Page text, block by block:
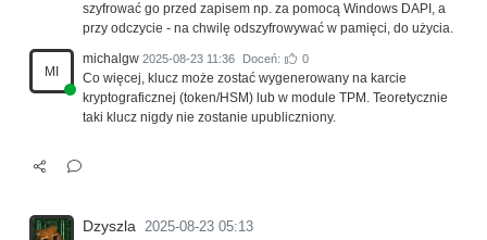
szyfrować go przed zapisem np. za pomocą Windows DAPI, a
przy odczycie - na chwilę odszyfrowywać w pamięci, do użycia.
MI
michalgw 2025-08-23 11:36 Doceń: 0
Co więcej, klucz może zostać wygenerowany na karcie
kryptograficznej (token/HSM) lub w module TPM. Teoretycznie
taki klucz nigdy nie zostanie upubliczniony.
Dzyszla 2025-08-23 05:13